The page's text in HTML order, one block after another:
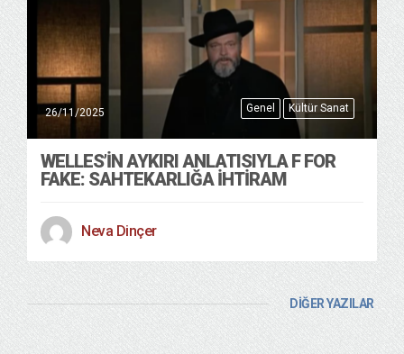
Genel Kültür Sanat
26/11/2025
WELLES’IN AYKIRI ANLATISIYLA F FOR
FAKE: SAHTEKARLIĞA İHTIRAM
Neva Dinçer
DİĞER YAZILAR